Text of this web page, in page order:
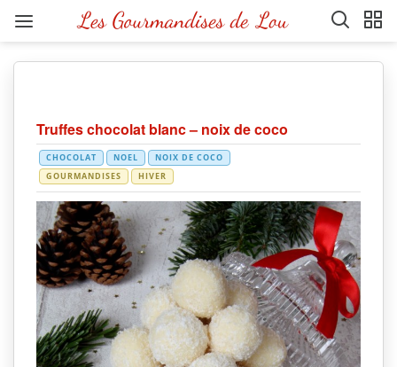
Truffes chocolat blanc – noix de coco
CHOCOLAT NOEL
NOIX DE COCO
GOURMANDISES
HIVER